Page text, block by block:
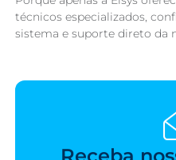
técnicos especializados,
sistema e suporte direto da
Receba